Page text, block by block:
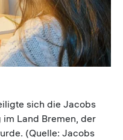
sich die Jacobs
im Land Bremen, der
(Quelle: Jacobs